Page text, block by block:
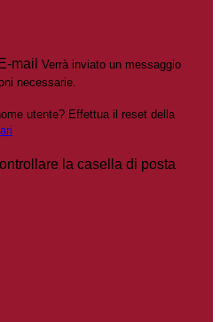
E-mail Verrà inviato un messaggio
necessarie.
utente? Effettua il reset della
la casella di posta